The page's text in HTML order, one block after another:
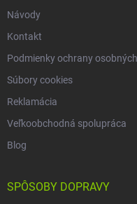
Návody
Kontakt
Podmienky ochrany
Súbory cookies
Reklamácia
Veľkoobchodná spolupráca
Blog
SPÔSOBY DOPRAVY